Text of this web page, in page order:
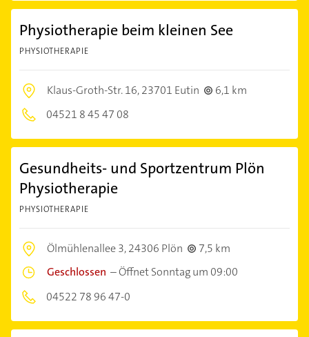
Physiotherapie beim kleinen See
PHYSIOTHERAPIE
Klaus-Groth-Str. 16,23701 Eutin
6,1 km
04521 8 45 47 08
Gesundheits- und Sportzentrum Plön
Physiotherapie
PHYSIOTHERAPIE
Ölmühlenallee 3,24306 Plön
7,5 km
Geschlossen –Öffnet Sonntag um 09:00
04522 78 96 47-0